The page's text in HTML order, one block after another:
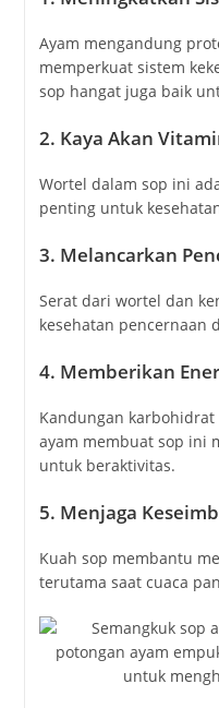
Ayam mengandung
memperkuat sistem
sop hangat juga baik
2. Kaya Akan
Wortel dalam sop ini
penting untuk
3. Melancarkan
Serat dari wortel dan
kesehatan pencernaan
4. Memberikan
Kandungan
ayam membuat sop ini
untuk beraktivitas.
5. Menjaga
Kuah sop membantu
terutama saat cuaca